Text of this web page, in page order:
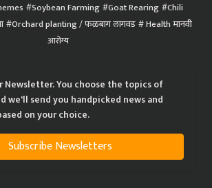
Soybean Farming Goat Rearing Chili
Orchard planting / फळबाग लागवड Health मानवी
आरोग्य
Newsletter. You choose the topics of
we'll send you handpicked news and
on your choice.
Subscribe Newsletters